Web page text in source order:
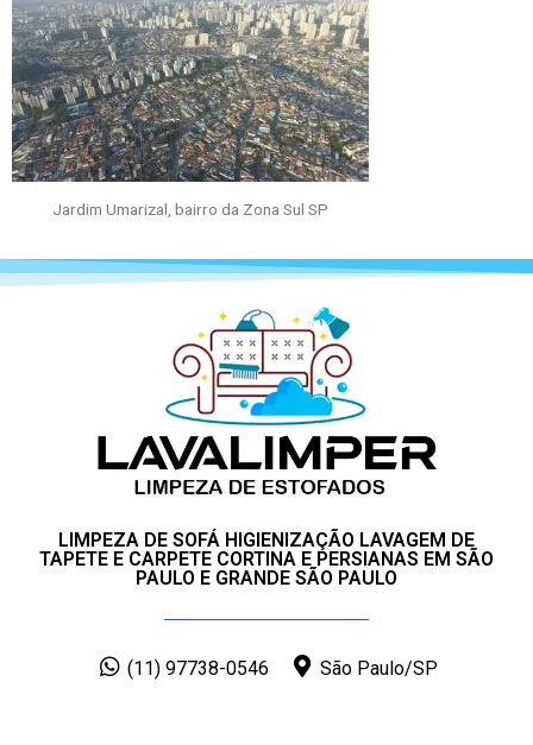
Jardim Umarizal, bairro da Zona Sul SP
LIMPEZA DE SOFÁ HIGIENIZAÇÃO LAVAGEM DE
TAPETE E CARPETE CORTINA E PERSIANAS EM SÃO
PAULO E GRANDE SÃO PAULO
(11) 97738-0546 São Paulo/SP